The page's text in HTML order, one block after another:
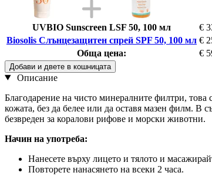
UVBIO Sunscreen LSF 50, 100 мл €
Biosolis Слънцезащитен спрей SPF 50, 100 мл €
Обща цена:
€
Добави и двете в кошницата
Описание
Благодарение на чисто минералните филтри, това
кожата, без да белее или да оставя мазен филм. В
безвреден за коралови рифове и морски животни.
Начин на употреба:
Нанесете върху лицето и тялото и
Повторете нанасянето на всеки 2 часа.